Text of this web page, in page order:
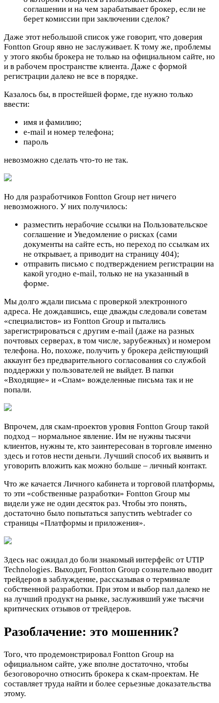
соглашении и на чем зарабатывает брокер, если не
берет комиссии при заключении сделок?
Даже этот небольшой список уже говорит, что доверия
Fontton Group явно не заслуживает. К тому же, проблемы
у этого якобы брокера не только на официальном сайте, но
и в рабочем пространстве клиента. Даже с формой
регистрации далеко не все в порядке.
Казалось бы, в простейшей форме, где нужно только
ввести:
имя и фамилию;
e-mail и номер телефона;
пароль
невозможно сделать что-то не так.
Но для разработчиков Fontton Group нет ничего
невозможного. У них получилось:
разместить нерабочие ссылки на Пользовательское
соглашение и Уведомление о рисках (сами
документы на сайте есть, но переход по ссылкам их
не открывает, а приводит на страницу 404);
отправить письмо с подтверждением регистрации на
какой угодно e-mail, только не на указанный в
форме.
Мы долго ждали письма с проверкой электронного
адреса. Не дождавшись, еще дважды следовали советам
«специалистов» из Fontton Group и пытались
зарегистрироваться с другим e-mail (даже на разных
почтовых серверах, в том числе, зарубежных) и номером
телефона. Но, похоже, получить у брокера действующий
аккаунт без предварительного согласования со службой
поддержки у пользователей не выйдет. В папки
«Входящие» и «Спам» вожделенные письма так и не
попали.
Впрочем, для скам-проектов уровня Fontton Group такой
подход – нормальное явление. Им не нужны тысячи
клиентов, нужны те, кто заинтересован в торговле именно
здесь и готов нести деньги. Лучший способ их выявить и
уговорить вложить как можно больше – личный контакт.
Что же качается Личного кабинета и торговой платформы,
то эти «собственные разработки» Fontton Group мы
видели уже не один десяток раз. Чтобы это понять,
достаточно было попытаться запустить webtrader со
страницы «Платформы и приложения».
Здесь нас ожидал до боли знакомый интерфейс от UTIP
Technologies. Выходит, Fontton Group сознательно вводит
трейдеров в заблуждение, рассказывая о терминале
собственной разработки. При этом и выбор пал далеко не
на лучший продукт на рынке, заслуживший уже тысячи
критических отзывов от трейдеров.
Разоблачение: это мошенник?
Того, что продемонстрировал Fontton Group на
официальном сайте, уже вполне достаточно, чтобы
безоговорочно относить брокера к скам-проектам. Не
составляет труда найти и более серьезные доказательства
этому.